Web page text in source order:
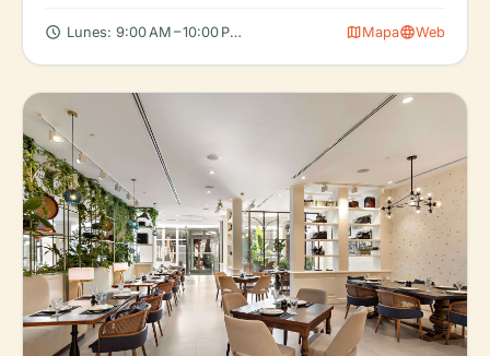
schedule Lunes: 9:00 AM – 10:00 PM, Martes: 9:00 AM – 10:00 PM,
mapMapalanguageWeb